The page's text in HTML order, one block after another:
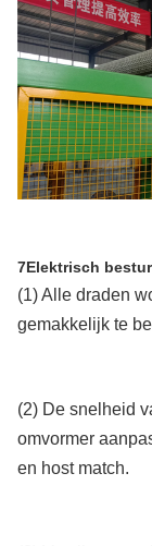
7Elektrisch
(1) Alle draden
gemakkelijk te
(2) De snelheid
omvormer
en host match.